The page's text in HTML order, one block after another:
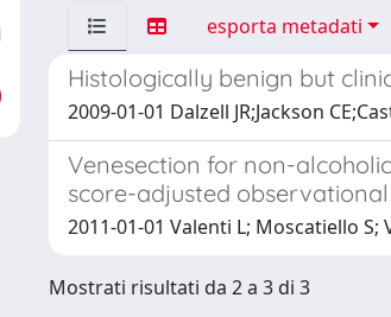
esporta metadati
Histologically benign but
2009-01-01 Dalzell JR;Jackson
Venesection for non-
score-adjusted
2011-01-01 Valenti L; Moscatiello S;
Mostrati risultati da 2 a 3 di 3